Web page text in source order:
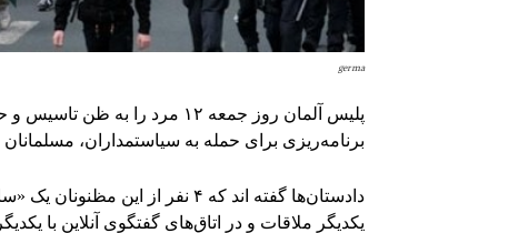
germa
پلیس آلمان روز جمعه ۱۲ مرد
برنامه‌ریزی برای حمله به سیاستمداران، مسلمانان
یکدیگر ملاقات و در اتاق‌های گفتگوی آنلاین با